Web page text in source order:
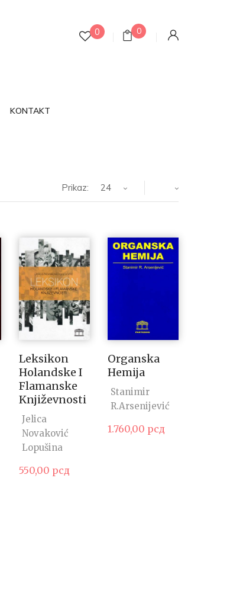
0 0
KONTAKT
Prikaz: 24
Leksikon
Holandske I
Flamanske
Književnosti
Jelica
Novaković
Lopušina
550,00 рсд
Organska
Hemija
Stanimir
R.Arsenijević
1.760,00 рсд